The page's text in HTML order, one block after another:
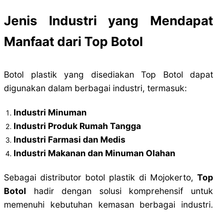
Jenis Industri yang Mendapat
Manfaat dari Top Botol
Botol plastik yang disediakan Top Botol dapat
digunakan dalam berbagai industri, termasuk:
Industri Minuman
Industri Produk Rumah Tangga
Industri Farmasi dan Medis
Industri Makanan dan Minuman Olahan
Sebagai distributor botol plastik di Mojokerto, Top
Botol hadir dengan solusi komprehensif untuk
memenuhi kebutuhan kemasan berbagai industri.